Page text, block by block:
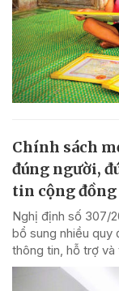
Chính sách
đúng người,
tin cộng đồng
Nghị định số 307/
bổ sung nhiều quy
thông tin, hỗ trợ